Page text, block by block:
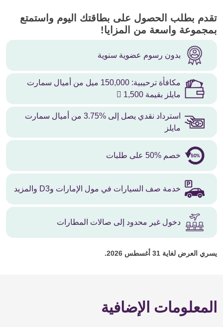
تقدم بطلب الحصول على بطاقتك اليوم واستمتع
بمجموعة واسعة من المزايا!
بدون رسوم عضوية سنوية
مكافأة ترحيبية: 150,000 ميل من أميال سمارت
مايلز بقيمة 1,500 
استرداد نقدي يصل إلى %3.75 من أميال سمارت
مايلز
خصم %50 على طلبات
خدمة صف السيارات في مول الإمارات وD3 والمزيد
دخول غير محدود إلى صالات المطارات
يسري العرض لغاية 31 أغسطس 2026.
المعلومات الإضافية